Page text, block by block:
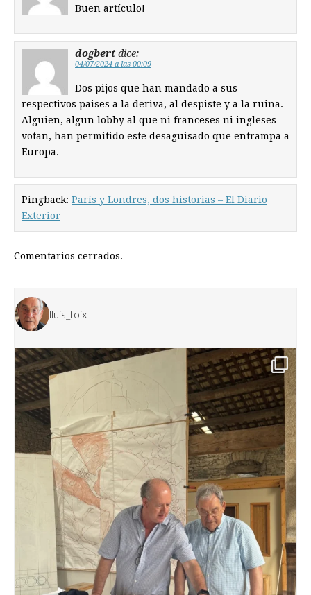
Buen artículo!
dogbert dice:
04/07/2024 a las 00:09
Dos pijos que han mandado a sus
respectivos paises a la deriva, al despiste y a la ruina.
Alguien, algun lobby al que ni franceses ni ingleses
votan, han permitido este desaguisado que entrampa a
Europa.
Pingback: París y Londres, dos historias – El Diario
Exterior
Comentarios cerrados.
lluis_foix